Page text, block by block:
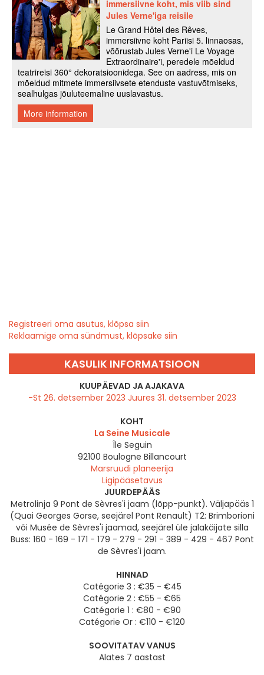
Registreeri oma asutus, klõpsa siin
Reklaamige oma sündmust, klõpsake siin
KASULIK INFORMATSIOON
KUUPÄEVAD JA AJAKAVA
-St 26. detsember 2023 Juures 31. detsember 2023
KOHT
La Seine Musicale
Île Seguin
92100 Boulogne Billancourt
Marsruudi planeerija
Ligipääsetavus
JUURDEPÄÄS
Metrolinja 9 Pont de Sèvres'i jaam (lõpp-punkt). Väljapääs 1
(Quai Georges Gorse, seejärel Pont Renault) T2: Brimborioni
või Musée de Sèvres'i jaamad, seejärel üle jalakäijate silla
Buss: 160 - 169 - 171 - 179 - 279 - 291 - 389 - 429 - 467 Pont
de Sèvres'i jaam.
HINNAD
Catégorie 3 : €35 - €45
Catégorie 2 : €55 - €65
Catégorie 1 : €80 - €90
Catégorie Or : €110 - €120
SOOVITATAV VANUS
Alates 7 aastast